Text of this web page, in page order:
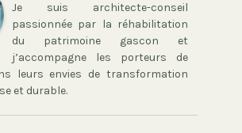
Je suis architecte-conseil
passionnée par la réhabilitation
du patrimoine gascon et
j’accompagne les porteurs de
leurs envies de transformation
et durable.